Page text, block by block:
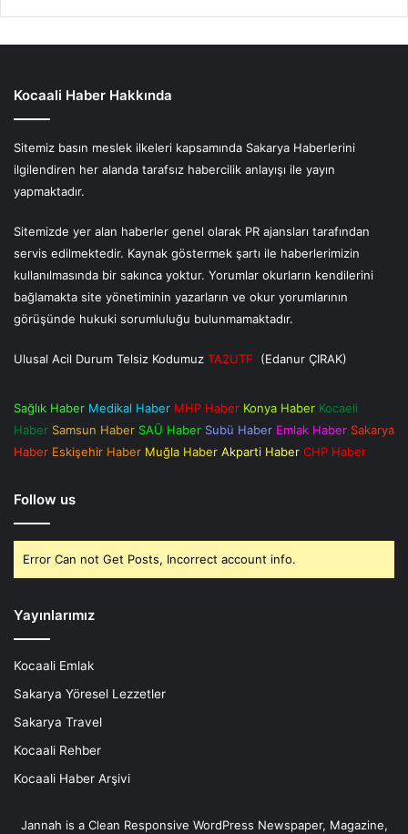
Kocaali Haber Hakkında
Sitemiz basın meslek ilkeleri kapsamında Sakarya Haberlerini
ilgilendiren her alanda tarafsız habercilik anlayışı ile yayın
yapmaktadır.
Sitemizde yer alan haberler genel olarak PR ajansları tarafından
servis edilmektedir. Kaynak göstermek şartı ile haberlerimizin
kullanılmasında bir sakınca yoktur. Yorumlar okurların kendilerini
bağlamakta site yönetiminin yazarların ve okur yorumlarının
görüşünde hukuki sorumluluğu bulunmamaktadır.
Ulusal Acil Durum Telsiz Kodumuz TA2UTF (Edanur ÇIRAK)
Sağlık Haber Medikal Haber MHP Haber Konya Haber Kocaeli
Haber Samsun Haber SAÜ Haber Subü Haber Emlak Haber Sakarya
Haber Eskişehir Haber Muğla Haber Akparti Haber CHP Haber
Follow us
Error Can not Get Posts, Incorrect account info.
Yayınlarımız
Kocaali Emlak
Sakarya Yöresel Lezzetler
Sakarya Travel
Kocaali Rehber
Kocaali Haber Arşivi
Jannah is a Clean Responsive WordPress Newspaper, Magazine,